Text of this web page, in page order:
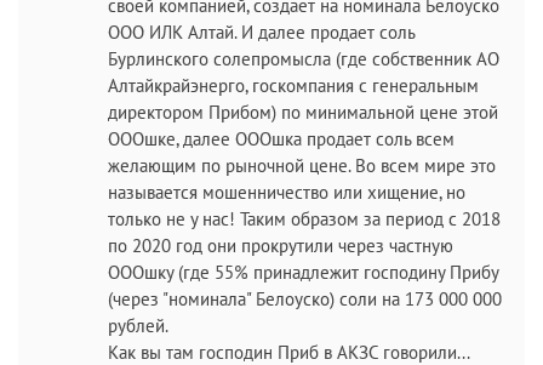
своей компанией, создает на номинала Белоуско
ООО ИЛК Алтай. И далее продает соль
Бурлинского солепромысла (где собственник АО
Алтайкрайэнерго, госкомпания с генеральным
директором Прибом) по минимальной цене этой
ОООшке, далее ОООшка продает соль всем
желающим по рыночной цене. Во всем мире это
называется мошенничество или хищение, но
только не у нас! Таким образом за период с 2018
по 2020 год они прокрутили через частную
ОООшку (где 55% принадлежит господину Прибу
(через "номинала" Белоуско) соли на 173 000 000
рублей.
Как вы там господин Приб в АКЗС говорили...